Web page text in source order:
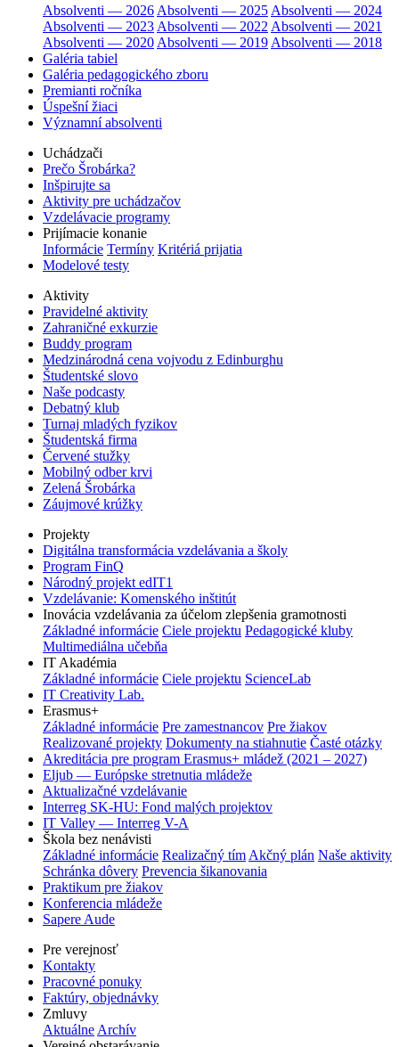
Absolventi — 2026 Absolventi — 2025 Absolventi — 2024
Absolventi — 2023 Absolventi — 2022 Absolventi — 2021
Absolventi — 2020 Absolventi — 2019 Absolventi — 2018
Galéria tabiel
Galéria pedagogického zboru
Premianti ročníka
Úspešní žiaci
Významní absolventi
Uchádzači
Prečo Šrobárka?
Inšpirujte sa
Aktivity pre uchádzačov
Vzdelávacie programy
Prijímacie konanie
Informácie Termíny Kritériá prijatia
Modelové testy
Aktivity
Pravidelné aktivity
Zahraničné exkurzie
Buddy program
Medzinárodná cena vojvodu z Edinburghu
Študentské slovo
Naše podcasty
Debatný klub
Turnaj mladých fyzikov
Študentská firma
Červené stužky
Mobilný odber krvi
Zelená Šrobárka
Záujmové krúžky
Projekty
Digitálna transformácia vzdelávania a školy
Program FinQ
Národný projekt edIT1
Vzdelávanie: Komenského inštitút
Inovácia vzdelávania za účelom zlepšenia gramotnosti
Základné informácie Ciele projektu Pedagogické kluby
Multimediálna učebňa
IT Akadémia
Základné informácie Ciele projektu ScienceLab
IT Creativity Lab.
Erasmus+
Základné informácie Pre zamestnancov Pre žiakov
Realizované projekty Dokumenty na stiahnutie Časté otázky
Akreditácia pre program Erasmus+ mládež (2021 – 2027)
Eljub — Európske stretnutia mládeže
Aktualizačné vzdelávanie
Interreg SK-HU: Fond malých projektov
IT Valley — Interreg V-A
Škola bez nenávisti
Základné informácie Realizačný tím Akčný plán Naše aktivity
Schránka dôvery Prevencia šikanovania
Praktikum pre žiakov
Konferencia mládeže
Sapere Aude
Pre verejnosť
Kontakty
Pracovné ponuky
Faktúry, objednávky
Zmluvy
Aktuálne Archív